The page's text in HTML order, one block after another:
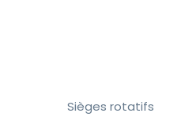
Sièges rotatifs